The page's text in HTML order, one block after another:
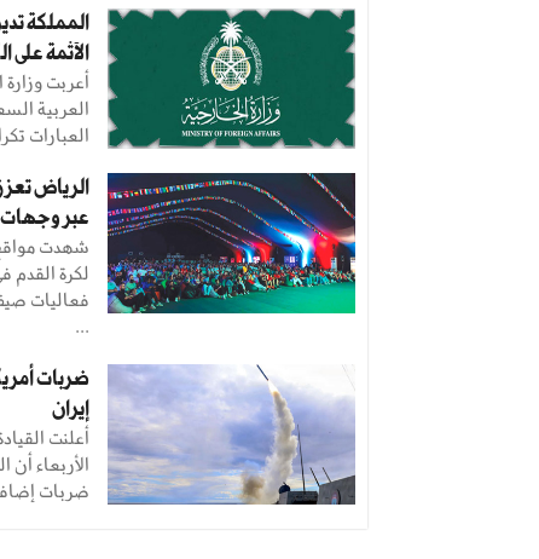
المملكة
الآثمة على
أعربت وزارة
العربية
العبارات
الرياض
عبر
شهدت
لكرة القدم
...
ضربات
إيران
أعلنت
الأربعاء أن
ضربات